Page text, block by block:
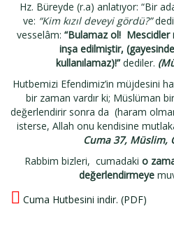
Hz. Büreyde (r.a) anlatıyor: “Bir
ve: “Kim kızıl deveyi gördü?”
vesselâm: “Bulamaz ol! Mescidler
inşa edilmiştir,
kullanılamaz)!”dediler.
Hutbemizi Efendimiz’in müjdesini
bir zaman vardır ki; Müslüman
değerlendirir sonra da (haram
isterse, Allah onu kendisine
Cuma 37, Müslim,
Rabbim bizleri, cumadaki o
değerlendirmeye
Cuma Hutbesini indir. (PDF)